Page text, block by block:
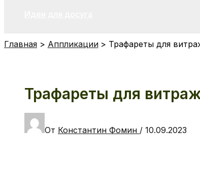
Главная Аппликации Трафареты для
Трафареты для
От Константин Фомин / 10.09.2023